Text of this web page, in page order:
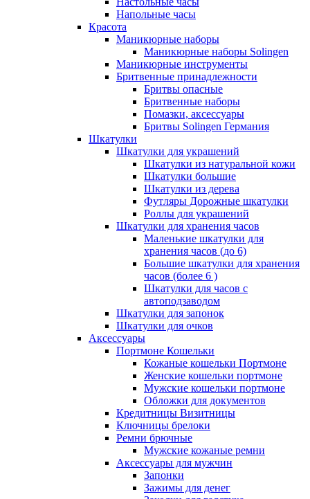
Напольные часы
Красота
Маникюрные наборы
Маникюрные наборы Solingen
Маникюрные инструменты
Бритвенные принадлежности
Бритвы опасные
Бритвенные наборы
Помазки, аксессуары
Бритвы Solingen Германия
Шкатулки
Шкатулки для украшений
Шкатулки из натуральной кожи
Шкатулки большие
Шкатулки из дерева
Футляры Дорожные шкатулки
Роллы для украшений
Шкатулки для хранения часов
Маленькие шкатулки для
хранения часов (до 6)
Большие шкатулки для хранения
часов (более 6 )
Шкатулки для часов с
автоподзаводом
Шкатулки для запонок
Шкатулки для очков
Аксессуары
Портмоне Кошельки
Кожаные кошельки Портмоне
Женские кошельки портмоне
Мужские кошельки портмоне
Обложки для документов
Кредитницы Визитницы
Ключницы брелоки
Ремни брючные
Мужские кожаные ремни
Аксессуары для мужчин
Запонки
Зажимы для денег